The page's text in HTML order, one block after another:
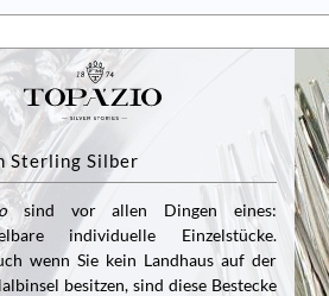
Sterling Silber
sind vor allen Dingen eines:
individuelle Einzelstücke.
wenn Sie kein Landhaus auf der
besitzen, sind diese Bestecke